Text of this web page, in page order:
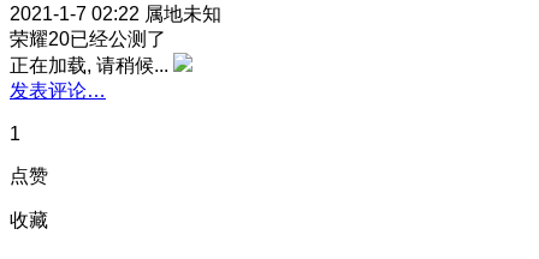
2021-1-7 02:22 属地未知
荣耀20已经公测了
正在加载, 请稍候...
发表评论…
1
点赞
收藏